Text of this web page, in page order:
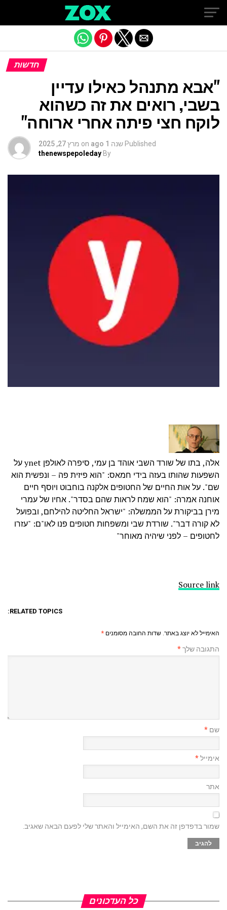
חדשות
"אבא מתנהל כאילו עדיין
בשבי, רואים את זה כשהוא
לוקח חצי פיתה אחרי ארוחה"
Published שנה 1 ago on מרץ 27, 2025
By
thenewspepoleday
אלה, בתו של שורד השבי אוהד בן עמי, סיפרה לאולפן ynet על
השפעות שהותו בעזה בידי חמאס: "הוא פיזית פה – ונפשית הוא
שם". על אות החיים של החטופים אלקנה בוחבוט ויוסף חיים
אוחנה אמרה: "הוא שמח לראות שהם בסדר". אחיו של עמרי
מירן בביקורת על הממשלה: "ישראל החליטה להילחם, ובפועל
לא קורה דבר". שורדת שבי ומשפחות חטופים פנו לאו"ם: "עזרו
לחטופים – לפני שיהיה מאוחר"
Source link
RELATED TOPICS:
האימייל לא יוצג באתר. שדות החובה מסומנים *
התגובה שלך*
שם *
אימייל*
אתר
שמור בדפדפן זה את השם, האימייל והאתר שלי לפעם הבאה שאגיב.
כל העדכונים
Exit mobile version